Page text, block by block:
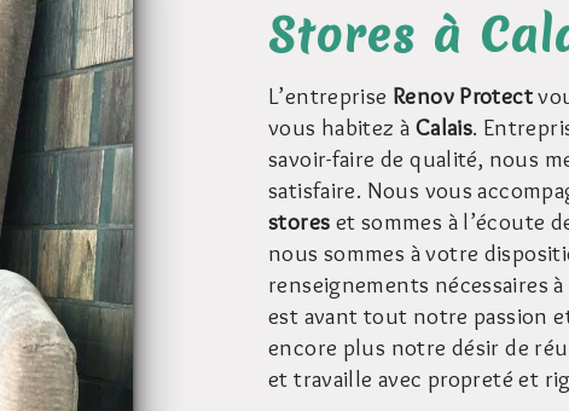
stores à
L’entreprise Renov Protect
vous habitez à Calais.
savoir-faire de qualité, nous
satisfaire. Nous vous
stores et sommes à l’écoute
nous sommes à votre
renseignements nécessaires
est avant tout notre passion
encore plus notre désir de
et travaille avec propreté et